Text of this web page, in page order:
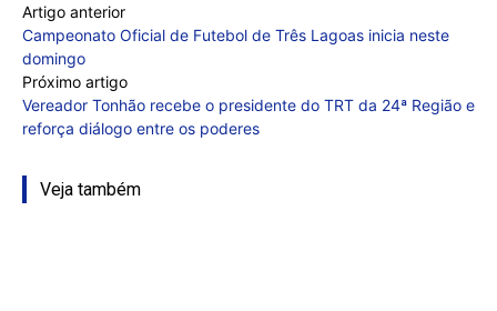
Artigo anterior
Campeonato Oficial de Futebol de Três Lagoas inicia neste
domingo
Próximo artigo
Vereador Tonhão recebe o presidente do TRT da 24ª Região e
reforça diálogo entre os poderes
Veja também